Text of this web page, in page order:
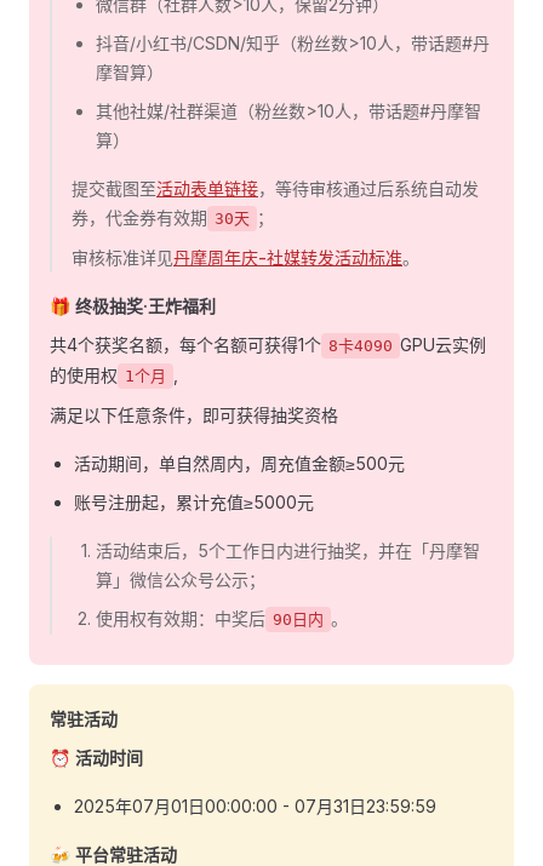
微信群（社群人数>10人，保留2分钟）
抖音/小红书/CSDN/知乎（粉丝数>10人，带话题#丹
摩智算）
其他社媒/社群渠道（粉丝数>10人，带话题#丹摩智
算）
提交截图至活动表单链接，等待审核通过后系统自动发
券，代金券有效期 30天 ；
审核标准详见丹摩周年庆-社媒转发活动标准。
🎁 终极抽奖·王炸福利
共4个获奖名额，每个名额可获得1个 8卡4090 GPU云实例
的使用权 1个月
满足以下任意条件，即可获得抽奖资格
活动期间，单自然周内，周充值金额≥500元
账号注册起，累计充值≥5000元
活动结束后，5个工作日内进行抽奖，并在「丹摩智
算」微信公众号公示；
使用权有效期：中奖后 90日内 。
常驻活动
⏰ 活动时间
2025年07月01日00:00:00 - 07月31日23:59:59
🍻 平台常驻活动